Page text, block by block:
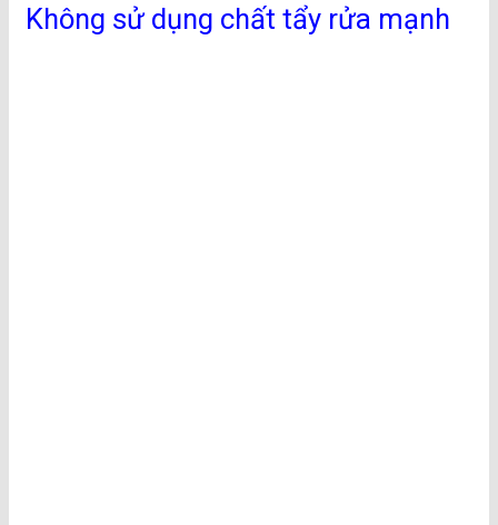
Không sử dụng chất tẩy rửa mạnh